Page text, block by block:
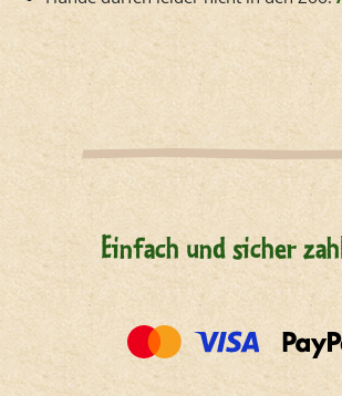
Einfach und sicher